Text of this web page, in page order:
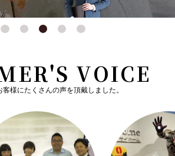
VOICE
様にたくさんの声を頂戴しました。